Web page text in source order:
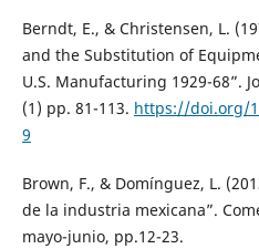
Berndt, E., & Christensen, L.
and the Substitution of
U.S. Manufacturing 1929-68”.
(1) pp. 81-113. https://doi.org/
9
Brown, F., & Domínguez, L.
de la industria mexicana”.
mayo-junio, pp.12-23.